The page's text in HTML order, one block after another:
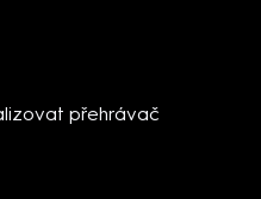
přehrávač